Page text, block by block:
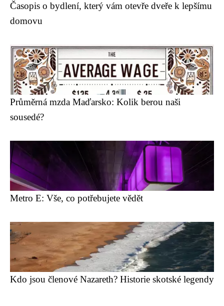
Časopis o bydlení, který vám otevře dveře k lepšímu
domovu
Průměrná mzda Maďarsko: Kolik berou naši
sousedé?
Metro E: Vše, co potřebujete vědět
Kdo jsou členové Nazareth? Historie skotské legendy